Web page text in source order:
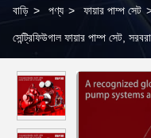
বাড়ি > পণ্য > ফায়ার পাম্প সেট
সেন্ট্রিফিউগাল ফায়ার পাম্প সেট,